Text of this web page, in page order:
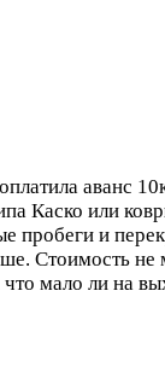
аванс
Каско или
пробеги и
Стоимость
мало ли на